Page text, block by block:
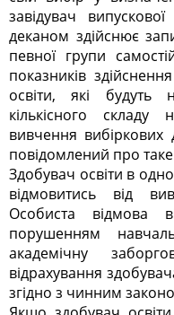
завідувач
деканом здійснює
певної групи
показників
освіти, які будуть
кількісного складу
вивчення вибіркових
повідомлений про
Здобувач освіти в
відмовитись від
Особиста відмова
порушенням
академічну
відрахування
згідно з чинним